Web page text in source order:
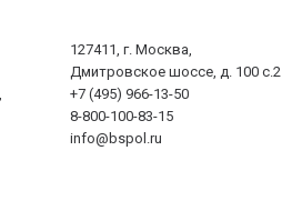
127411, г. Москва,
Дмитровское шоссе, д. 100 с.2
+7 (495) 966-13-50
8-800-100-83-15
info@bspol.ru